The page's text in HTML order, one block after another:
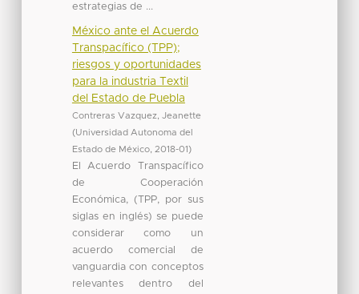
estrategias de ...
México ante el Acuerdo
Transpacífico (TPP);
riesgos y oportunidades
para la industria Textil
del Estado de Puebla
Contreras Vazquez, Jeanette
(Universidad Autonoma del
Estado de México, 2018-01)
El Acuerdo Transpacífico
de Cooperación
Económica, (TPP, por sus
siglas en inglés) se puede
considerar como un
acuerdo comercial de
vanguardia con conceptos
relevantes dentro del